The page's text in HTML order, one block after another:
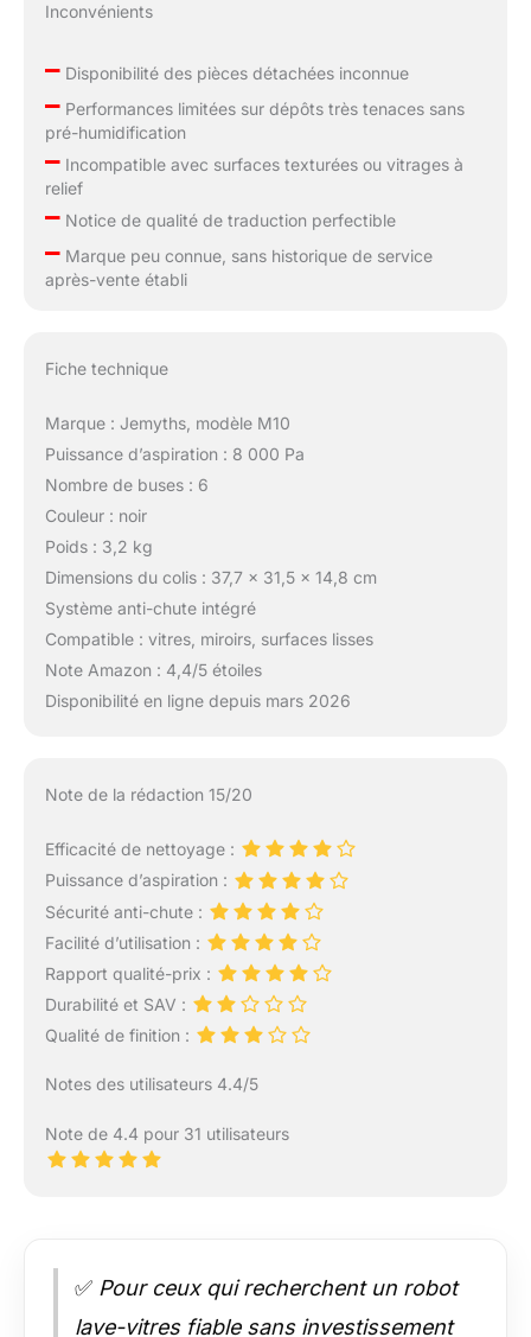
Inconvénients
–Disponibilité des pièces détachées inconnue
–Performances limitées sur dépôts très tenaces sans
pré-humidification
–Incompatible avec surfaces texturées ou vitrages à
relief
–Notice de qualité de traduction perfectible
–Marque peu connue, sans historique de service
après-vente établi
Fiche technique
Marque : Jemyths, modèle M10
Puissance d’aspiration : 8 000 Pa
Nombre de buses : 6
Couleur : noir
Poids : 3,2 kg
Dimensions du colis : 37,7 x 31,5 x 14,8 cm
Système anti-chute intégré
Compatible : vitres, miroirs, surfaces lisses
Note Amazon : 4,4/5 étoiles
Disponibilité en ligne depuis mars 2026
Note de la rédaction 15/20
Efficacité de nettoyage :
Puissance d’aspiration :
Sécurité anti-chute :
Facilité d’utilisation :
Rapport qualité-prix :
Durabilité et SAV :
Qualité de finition :
Notes des utilisateurs 4.4/5
Note de 4.4 pour 31 utilisateurs
✅ Pour ceux qui recherchent un robot
lave-vitres fiable sans investissement